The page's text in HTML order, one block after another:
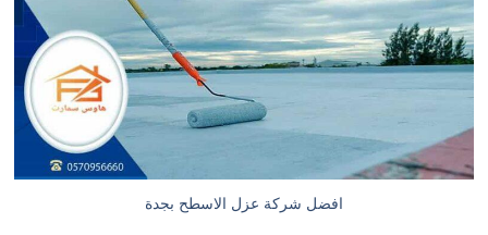
افضل شركة عزل الاسطح بجدة